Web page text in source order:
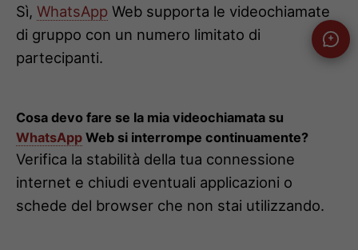
Sì, WhatsApp Web supporta le videochiamate
di gruppo con un numero limitato di
partecipanti.
Cosa devo fare se la mia videochiamata su
WhatsApp Web si interrompe continuamente?
Verifica la stabilità della tua connessione
internet e chiudi eventuali applicazioni o
schede del browser che non stai utilizzando.